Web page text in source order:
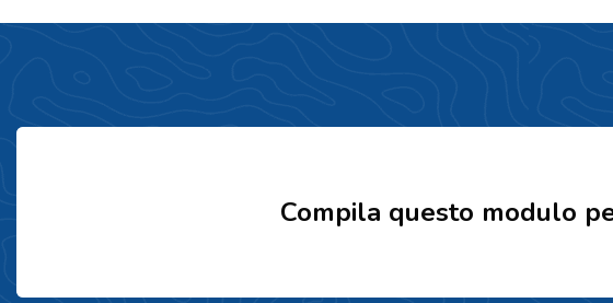
Compila questo modulo